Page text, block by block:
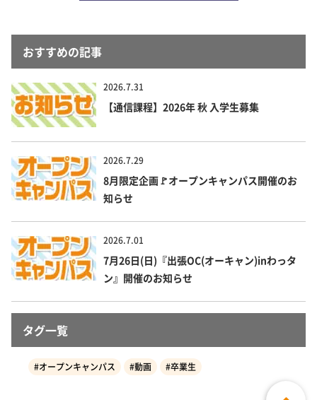
おすすめの記事
2026.7.31
【通信課程】2026年 秋 入学生募集
2026.7.29
8月限定企画🚩オープンキャンパス開催のお
知らせ
2026.7.01
7月26日(日)『出張OC(オーキャン)inわっタ
ン』開催のお知らせ
タグ一覧
#オープンキャンパス #動画 #卒業生